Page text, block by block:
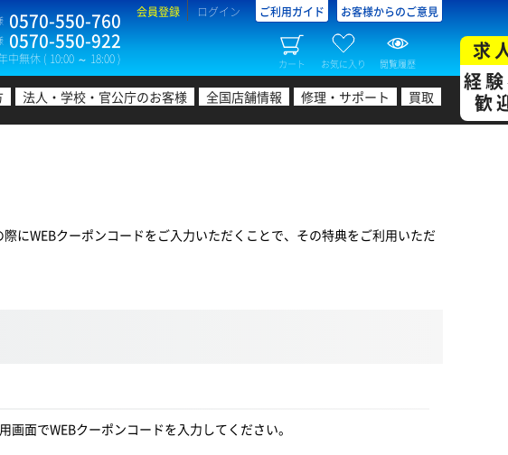
0570-550-760
0570-550-922
中無休 ( 10:00 ～ 18:00 )
会員登録 ログイン ご利用ガイド お客様からのご意見
カート お気に入り 閲覧履歴
法人・学校・官公庁のお客様 全国店舗情報 修理・サポート 買取
求
経
歓
にWEBクーポンコードをご入力いただくことで、その特典をご利用いただ
面でWEBクーポンコードを入力してください。